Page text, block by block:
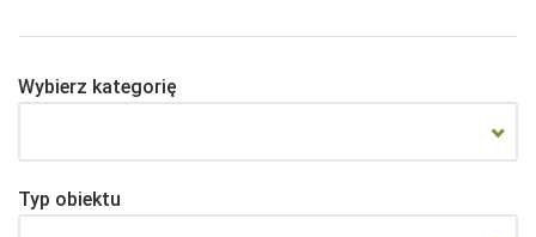
Wybierz kategorię
Typ obiektu